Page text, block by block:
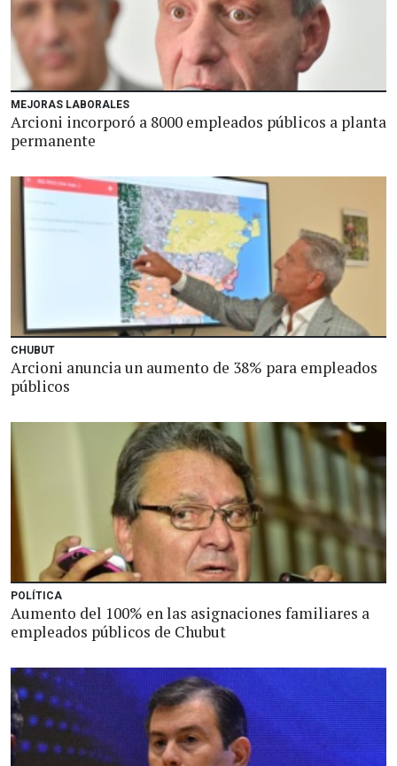
MEJORAS LABORALES
Arcioni incorporó a 8000 empleados públicos a planta
permanente
CHUBUT
Arcioni anuncia un aumento de 38% para empleados
públicos
POLÍTICA
Aumento del 100% en las asignaciones familiares a
empleados públicos de Chubut